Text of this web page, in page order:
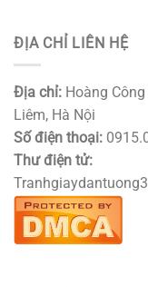
ĐỊA CHỈ LIÊN HỆ
Địa chỉ: Hoàng
Liêm, Hà Nội
Số điện thoại:
Thư điện tử: